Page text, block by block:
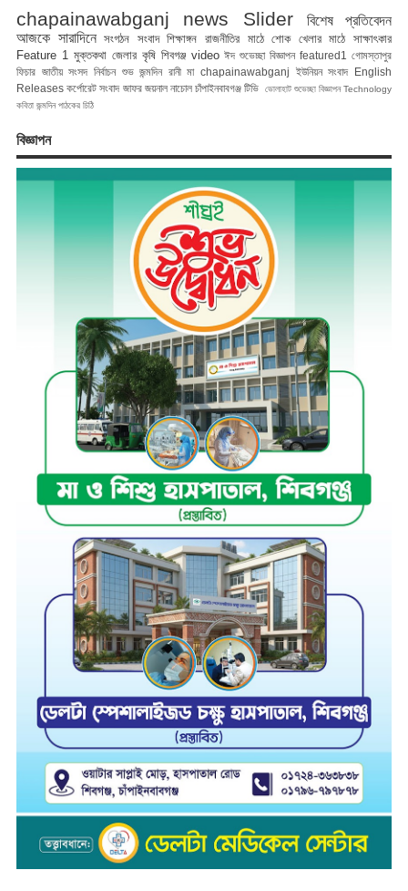
chapainawabganj news Slider
বিশেষ প্রতিবেদন
আজকে সারাদিনে সংগঠন সংবাদ শিক্ষাঙ্গন রাজনীতির মাঠে শোক খেলার মাঠে
সাক্ষাৎকার
Feature 1 মুক্তকথা জেলার কৃষি শিবগঞ্জ video ঈদ শুভেচ্ছা বিজ্ঞাপন featured1
গোমস্তাপুর
ফিচার জাতীয় সংসদ নির্বাচন শুভ জন্মদিন রানী মা chapainawabganj ইউনিয়ন সংবাদ
English
Releases কর্পোরেট সংবাদ জাফর জয়নাল নাচোল চাঁপাইনবাবগঞ্জ টিভি ভোলাহাট শুভেচ্ছা বিজ্ঞাপন Technology
কবিতা জন্মদিন পাঠকের চিঠি
বিজ্ঞাপন